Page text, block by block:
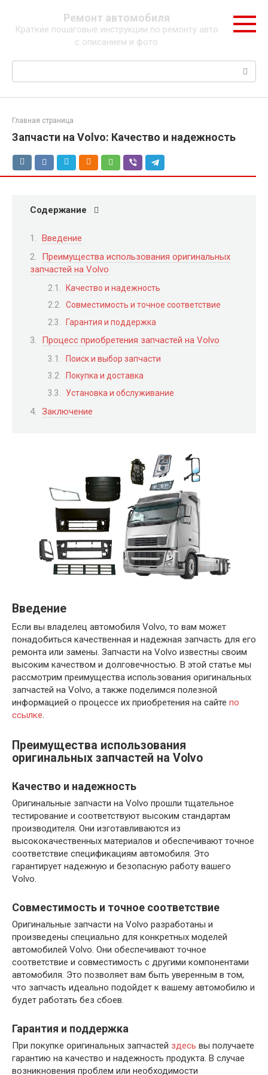
контенту
Ремонт автомобиля
Краткие пошаговые инструкции по ремонту авто
с описанием и фото
Поиск:
Главная страница
Запчасти на Volvo: Качество и надежность
Содержание
Введение
Преимущества использования оригинальных
запчастей на Volvo
Качество и надежность
Совместимость и точное соответствие
Гарантия и поддержка
Процесс приобретения запчастей на Volvo
Поиск и выбор запчасти
Покупка и доставка
Установка и обслуживание
Заключение
Введение
Если вы владелец автомобиля Volvo, то вам может
понадобиться качественная и надежная запчасть для его
ремонта или замены. Запчасти на Volvo известны своим
высоким качеством и долговечностью. В этой статье мы
рассмотрим преимущества использования оригинальных
запчастей на Volvo, а также поделимся полезной
информацией о процессе их приобретения на сайте по
ссылке
Преимущества использования
оригинальных запчастей на Volvo
Качество и надежность
Оригинальные запчасти на Volvo прошли тщательное
тестирование и соответствуют высоким стандартам
производителя. Они изготавливаются из
высококачественных материалов и обеспечивают точное
соответствие спецификациям автомобиля. Это
гарантирует надежную и безопасную работу вашего
Volvo.
Совместимость и точное соответствие
Оригинальные запчасти на Volvo разработаны и
произведены специально для конкретных моделей
автомобилей Volvo. Они обеспечивают точное
соответствие и совместимость с другими компонентами
автомобиля. Это позволяет вам быть уверенным в том,
что запчасть идеально подойдет к вашему автомобилю и
будет работать без сбоев.
Гарантия и поддержка
При покупке оригинальных запчастей здесь вы получаете
гарантию на качество и надежность продукта. В случае
возникновения проблем или необходимости